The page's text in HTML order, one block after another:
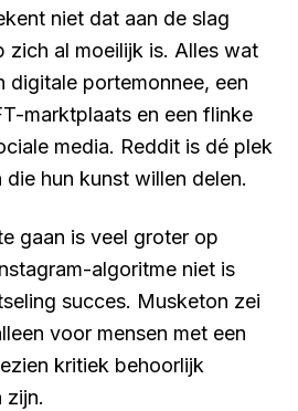
niet dat aan de slag
zich al moeilijk is. Alles wat
digitale portemonnee, een
marktplaats en een flinke
media. Reddit is dé plek
hun kunst willen delen.
gaan is veel groter op
algoritme niet is
succes. Musketon zei
voor mensen met een
kritiek behoorlijk
zijn.